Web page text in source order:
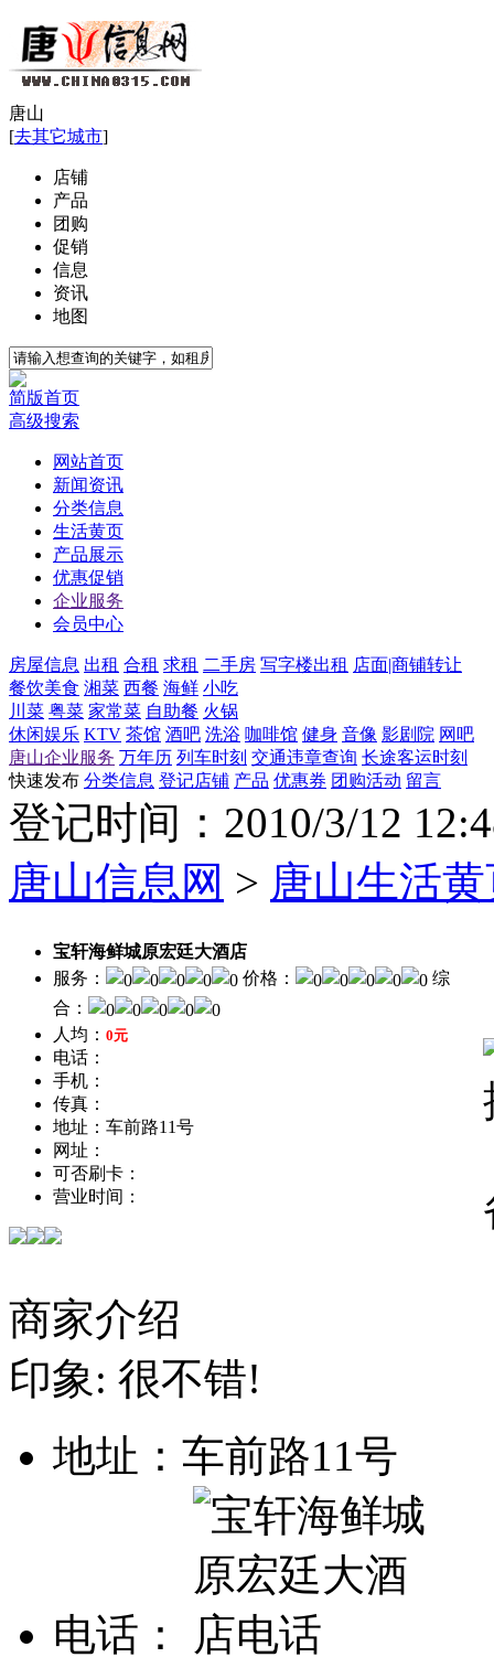
唐山
[去其它城市]
店铺
产品
团购
促销
信息
资讯
地图
简版首页
高级搜索
网站首页
新闻资讯
分类信息
生活黄页
产品展示
优惠促销
企业服务
会员中心
房屋信息 出租 合租 求租 二手房 写字楼出租 店面|商铺转让
餐饮美食 湘菜 西餐 海鲜 小吃
川菜 粤菜 家常菜 自助餐 火锅
休闲娱乐 KTV 茶馆 酒吧 洗浴 咖啡馆 健身 音像 影剧院 网吧
唐山企业服务 万年历 列车时刻 交通违章查询 长途客运时刻
快速发布 分类信息 登记店铺 产品 优惠券 团购活动 留言
登记时间：2010/3/12
唐山信息网 > 唐山生活
宝轩海鲜城原宏廷大酒店
服务：
价格：
综
合：
人均： 0元
电话：
手机：
传真：
地址：车前路11号
网址：
可否刷卡：
营业时间：
商家介绍
印象: 很不错!
地址： 车前路11号
电话：